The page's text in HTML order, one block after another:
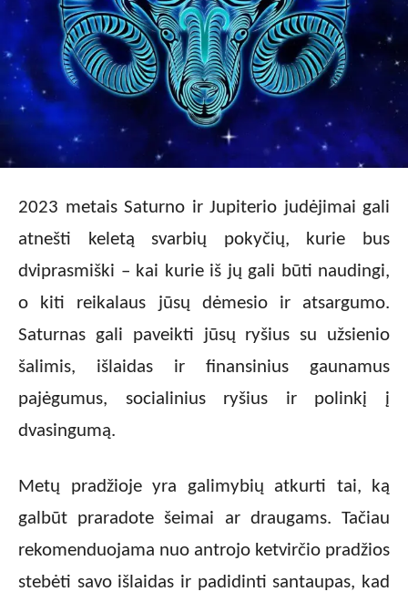
2023 metais Saturno ir Jupiterio judėjimai gali
atnešti keletą svarbių pokyčių, kurie bus
dviprasmiški – kai kurie iš jų gali būti naudingi,
o kiti reikalaus jūsų dėmesio ir atsargumo.
Saturnas gali paveikti jūsų ryšius su užsienio
šalimis, išlaidas ir finansinius gaunamus
pajėgumus, socialinius ryšius ir polinkį į
dvasingumą.
Metų pradžioje yra galimybių atkurti tai, ką
galbūt praradote šeimai ar draugams. Tačiau
rekomenduojama nuo antrojo ketvirčio pradžios
stebėti savo išlaidas ir padidinti santaupas, kad